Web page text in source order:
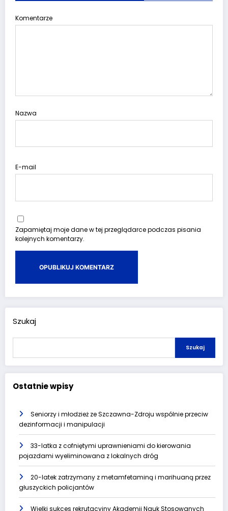
Komentarze
Nazwa
E-mail
Zapamiętaj moje dane w tej przeglądarce podczas pisania
kolejnych komentarzy.
Szukaj
Szukaj
Ostatnie wpisy
Seniorzy i młodzież ze Szczawna-Zdroju wspólnie przeciw
dezinformacji i manipulacji
33-latka z cofniętymi uprawnieniami do kierowania
pojazdami wyeliminowana z lokalnych dróg
20-latek zatrzymany z metamfetaminą i marihuaną przez
głuszyckich policjantów
Wielki sukces rekrutacyjny Akademii Nauk Stosowanych